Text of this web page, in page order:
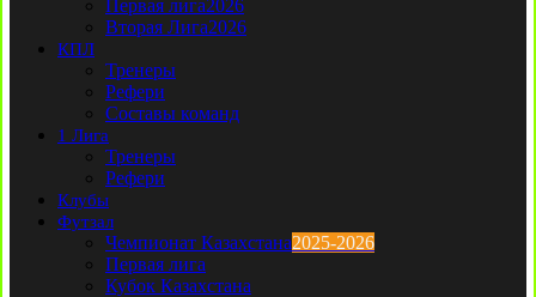
Первая лига2026
Вторая Лига2026
КПЛ
Тренеры
Рефери
Составы команд
1 Лига
Тренеры
Рефери
Клубы
Футзал
Чемпионат Казахстана2025-2026
Первая лига
Кубок Казахстана